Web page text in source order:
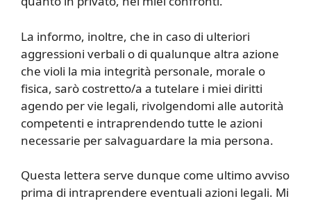
La informo, inoltre, che in caso di ulteriori
aggressioni verbali o di qualunque altra azione
che violi la mia integrità personale, morale o
fisica, sarò costretto/a a tutelare i miei diritti
agendo per vie legali, rivolgendomi alle autorità
competenti e intraprendendo tutte le azioni
necessarie per salvaguardare la mia persona.
Questa lettera serve dunque come ultimo avviso
prima di intraprendere eventuali azioni legali. Mi